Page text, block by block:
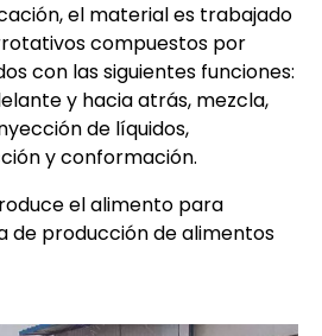
el material es trabajado
compuestos por
con las siguientes funciones:
y hacia atrás, mezcla,
de líquidos,
y conformación.
el alimento para
de producción de alimentos